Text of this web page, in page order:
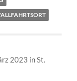
2023 in St.